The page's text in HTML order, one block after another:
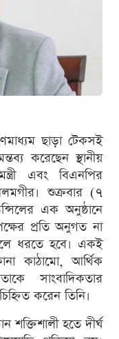
ছাড়া টেকসই
করেছেন স্থানীয়
এবং বিএনপির
শুক্রবার (৭
এক অনুষ্ঠানে
প্রতি অনুগত না
ধরতে হবে। একই
কাঠামো, আর্থিক
সাংবাদিকতার
করেন তিনি।
শক্তিশালী হতে দীর্ঘ